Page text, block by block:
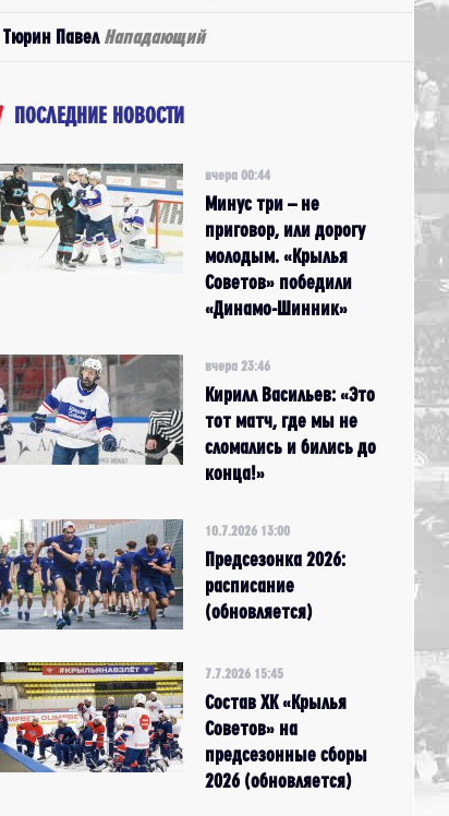
Тюрин Павел Нападающий
ПОСЛЕДНИЕ НОВОСТИ
вчера 00:44
Минус три – не
приговор, или дорогу
молодым. «Крылья
Советов» победили
«Динамо-Шинник»
вчера 23:46
Кирилл Васильев: «Это
тот матч, где мы не
сломались и бились до
конца!»
10.7.2026 13:00
Предсезонка 2026:
расписание
(обновляется)
7.7.2026 15:45
Состав ХК «Крылья
Советов» на
предсезонные сборы
2026 (обновляется)